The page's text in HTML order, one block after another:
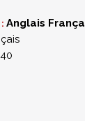
Anglais